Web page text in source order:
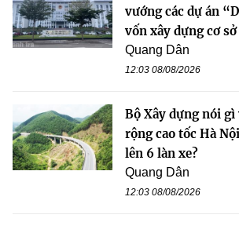
vướng các dự án
vốn xây dựng cơ
Quang Dân
12:03 08/08/2026
Bộ Xây dựng nói gì
rộng cao tốc Hà
lên 6 làn xe?
Quang Dân
12:03 08/08/2026